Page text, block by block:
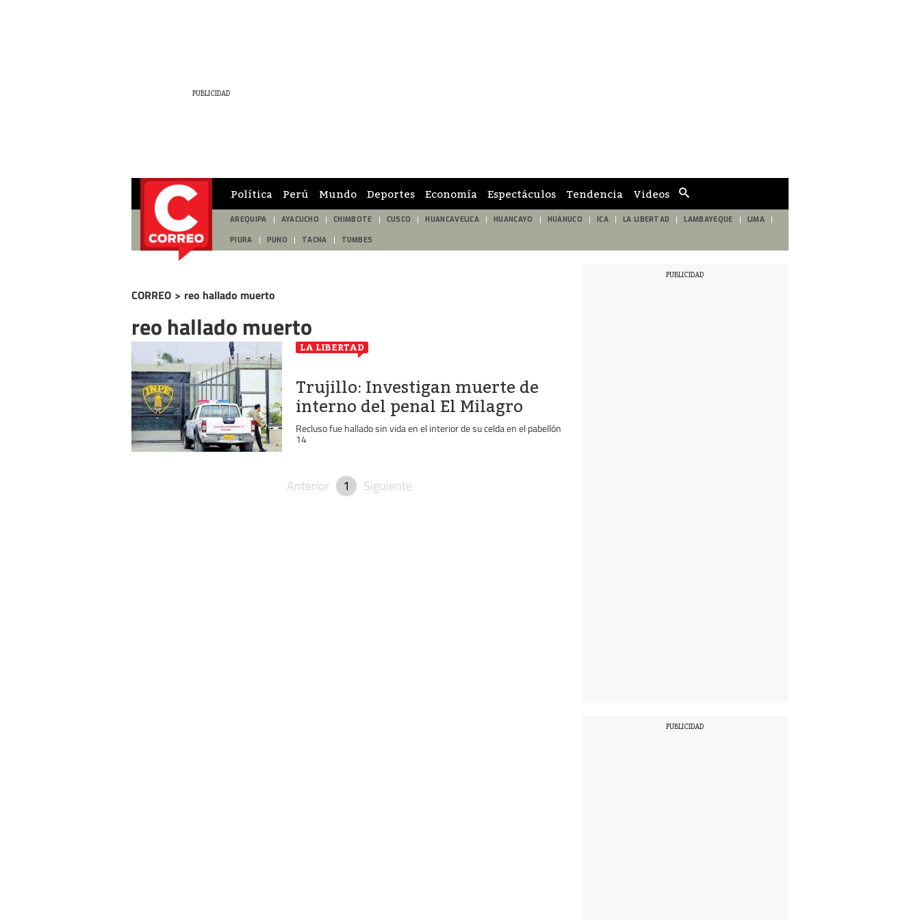
de
búsqueda
Política Perú Mundo Deportes Economía Espectáculos Tendencia Videos
AREQUIPA AYACUCHO CHIMBOTE CUSCO HUANCAVELICA HUANCAYO HUÁNUCO ICA LA LIBERTAD LAMBAYEQUE LIMA
PIURA PUNO TACNA TUMBES
CORREO > reo hallado muerto
reo hallado muerto
LA LIBERTAD
Trujillo: Investigan muerte de
interno del penal El Milagro
Recluso fue hallado sin vida en el interior de su celda en el pabellón
14
Anterior 1 Siguiente